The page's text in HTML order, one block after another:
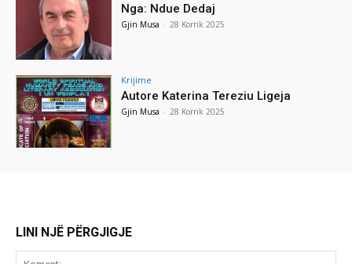
Nga: Ndue Dedaj
Gjin Musa - 28 Korrik 2025
Krijime
Autore Katerina Tereziu Ligeja
Gjin Musa - 28 Korrik 2025
LINI NJË PËRGJIGJE